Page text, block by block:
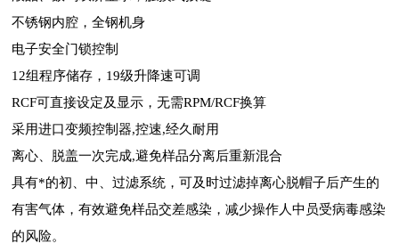
不锈钢内腔，全钢机身
电子安全门锁控制
12组程序储存，19级升降速可调
RCF可直接设定及显示，无需RPM/RCF换算
采用进口变频控制器,控速,经久耐用
离心、脱盖一次完成,避免样品分离后重新混合
具有*的初、中、过滤系统，可及时过滤掉离心脱帽子后产生的
有害气体，有效避免样品交差感染，减少操作人中员受病毒感染
的风险。